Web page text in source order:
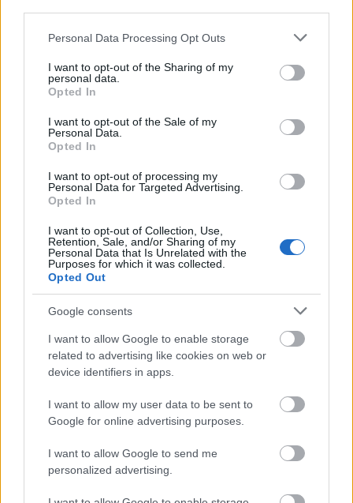
Please note that this website/app uses one or more Google
not limited to your visit or usage behaviour. You may click to
grant or deny consent to Google and its third-party tags to
use your data for below specified purposes in below Google
consent section.
Personal Data Processing Opt Outs
I want to opt-out of the Sharing of my
personal data.
Opted In
I want to opt-out of the Sale of my
Personal Data.
Opted In
I want to opt-out of processing my
Personal Data for Targeted Advertising.
Opted In
I want to opt-out of Collection, Use,
Retention, Sale, and/or Sharing of my
Personal Data that Is Unrelated with the
Purposes for which it was collected.
Opted Out
Google consents
I want to allow Google to enable storage
related to advertising like cookies on web or
device identifiers in apps.
I want to allow my user data to be sent to
Google for online advertising purposes.
I want to allow Google to send me
personalized advertising.
Zene NKA Zeneipar
DALOKBÓL SZŐTT TÖRTÉNELEM – MEGJELENT A
DALSZERZŐ BOOKAZIN